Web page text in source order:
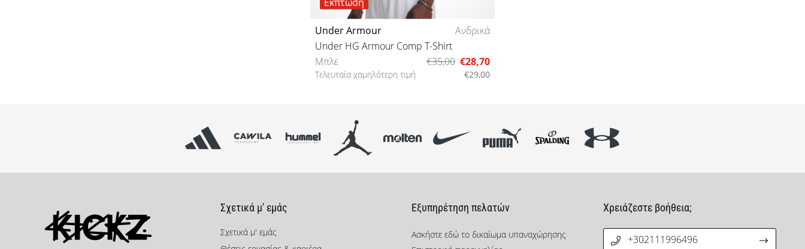
Under Armour
Ανδρικά
Under HG Armour Comp T-Shirt
Μπλε
€35,00 €28,70
Τελευταία χαμηλότερη τιμή €29,00
Σχετικά μ' εμάς
Σχετικά μ' εμάς
Εξυπηρέτηση πελατών
Ασκήστε εδώ το δικαίωμα υπαναχώρησης
Χρειάζεστε βοήθεια;
+302111996496